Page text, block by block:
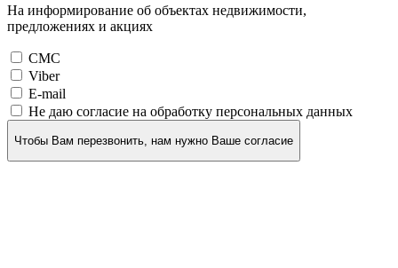
На информирование об объектах недвижимости,
предложениях и акциях
СМС
Viber
E-mail
Не даю согласие на обработку персональных данных
Чтобы Вам перезвонить, нам нужно Ваше согласие